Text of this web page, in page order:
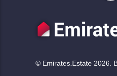
© Emirates.Estate 2026.